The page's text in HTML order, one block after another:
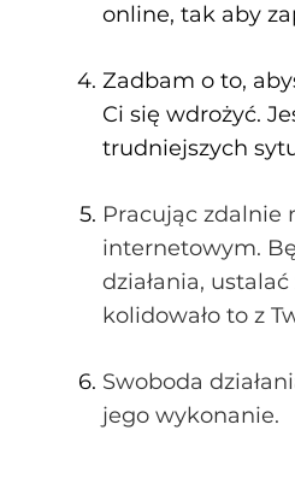
online, tak aby
Zadbam o to,
Ci się wdrożyć.
trudniejszych
Pracując zdalnie
internetowym.
działania,
kolidowało to z
Swoboda
jego wykonanie.